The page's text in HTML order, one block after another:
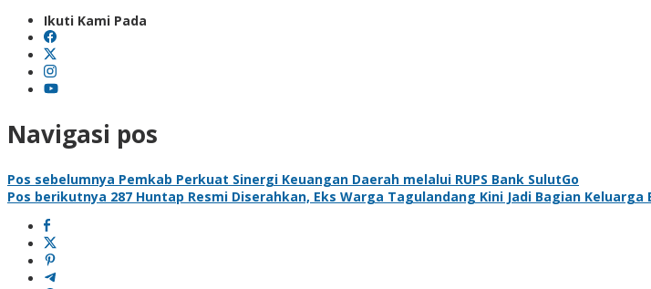
Ikuti Kami Pada
Navigasi pos
Pos sebelumnya Pemkab Perkuat Sinergi Keuangan Daerah melalui RUPS Bank SulutGo
Pos berikutnya 287 Huntap Resmi Diserahkan, Eks Warga Tagulandang Kini Jadi Bagian Keluarga